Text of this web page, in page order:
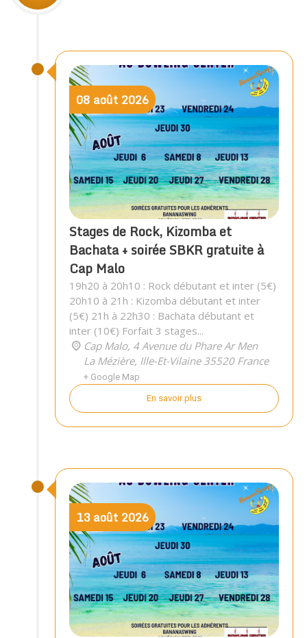
08 août 2026
Stages de Rock, Kizomba et
Bachata + soirée SBKR gratuite à
Cap Malo
19h20 à 20h10 : Rock débutant et inter (5€)
20h10 à 21h : Kizomba débutant et inter
(5€) 21h à 22h30 : Bachata débutant et
inter (10€) Forfait 3 stages...
Cap Malo, 4 Avenue du Phare Ar Men
La Mézière, Ille-Et-Vilaine 35520 France
+ Google Map
En savoir plus
13 août 2026